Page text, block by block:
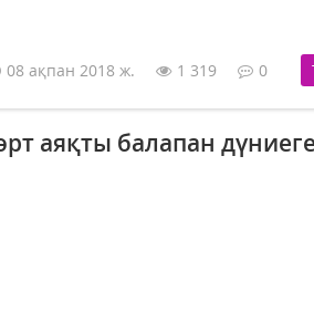
08 ақпан 2018 ж. 1 319 0
аяқты балапан